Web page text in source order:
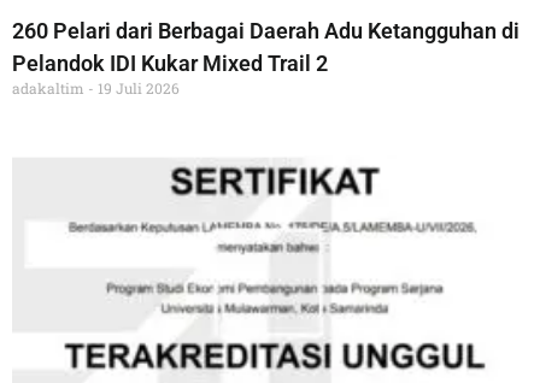
260 Pelari dari Berbagai Daerah Adu Ketangguhan di
Pelandok IDI Kukar Mixed Trail 2
adakaltim 19 Juli 2026